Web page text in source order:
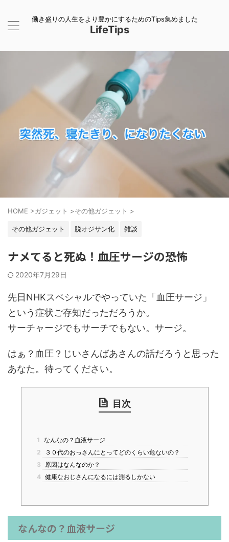
働き盛りの人生をより豊かにするためのTips集めました
LifeTips
HOME >ガジェット >その他ガジェット >
その他ガジェット 脱オジサン化 雑談
ナメてると死ぬ！血圧サージの恐怖
2020年7月29日
先日NHKスペシャルでやっていた「血圧サージ」
という症状ご存知だっただろうか。
サーチャージでもサーチでもない。サージ。
はぁ？血圧？ じいさんばあさんの話だろうと思った
あなた。 待ってください。
目次
1 なんなの？血液サージ
2
３０代のおっさんにとってどのくらい危ないの？
3
原因はなんなのか？
4 健康なおじさんになるには測るしかない
なんなの？血液サージ